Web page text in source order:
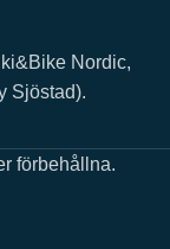
Nordic,
Sjöstad).
förbehållna.